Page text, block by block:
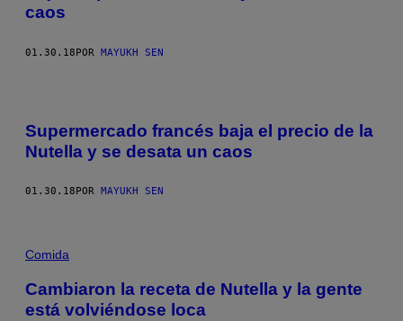
caos
01.30.18POR MAYUKH SEN
Supermercado francés baja el precio de la
Nutella y se desata un caos
01.30.18 POR MAYUKH SEN
Comida
Cambiaron la receta de Nutella y la gente
está volviéndose loca